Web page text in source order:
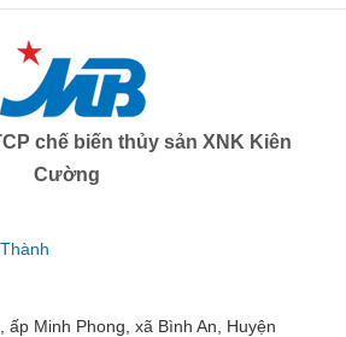
chế biến thủy sản XNK Kiên
Cường
ấp Minh Phong, xã Bình An, Huyện